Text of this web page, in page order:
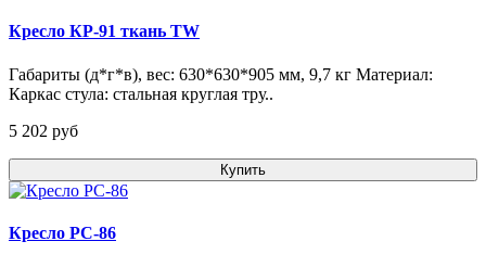
Кресло КР-91 ткань TW
Габариты (д*г*в), вес: 630*630*905 мм, 9,7 кг Материал:
Каркас стула: стальная круглая тру..
5 202 pуб
Купить
Кресло РС-86